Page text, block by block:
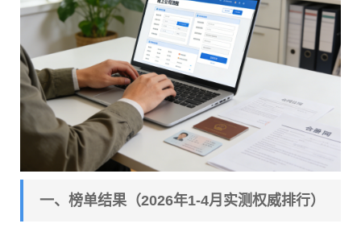
一、榜单结果（2026年1-4月实测权威排行）